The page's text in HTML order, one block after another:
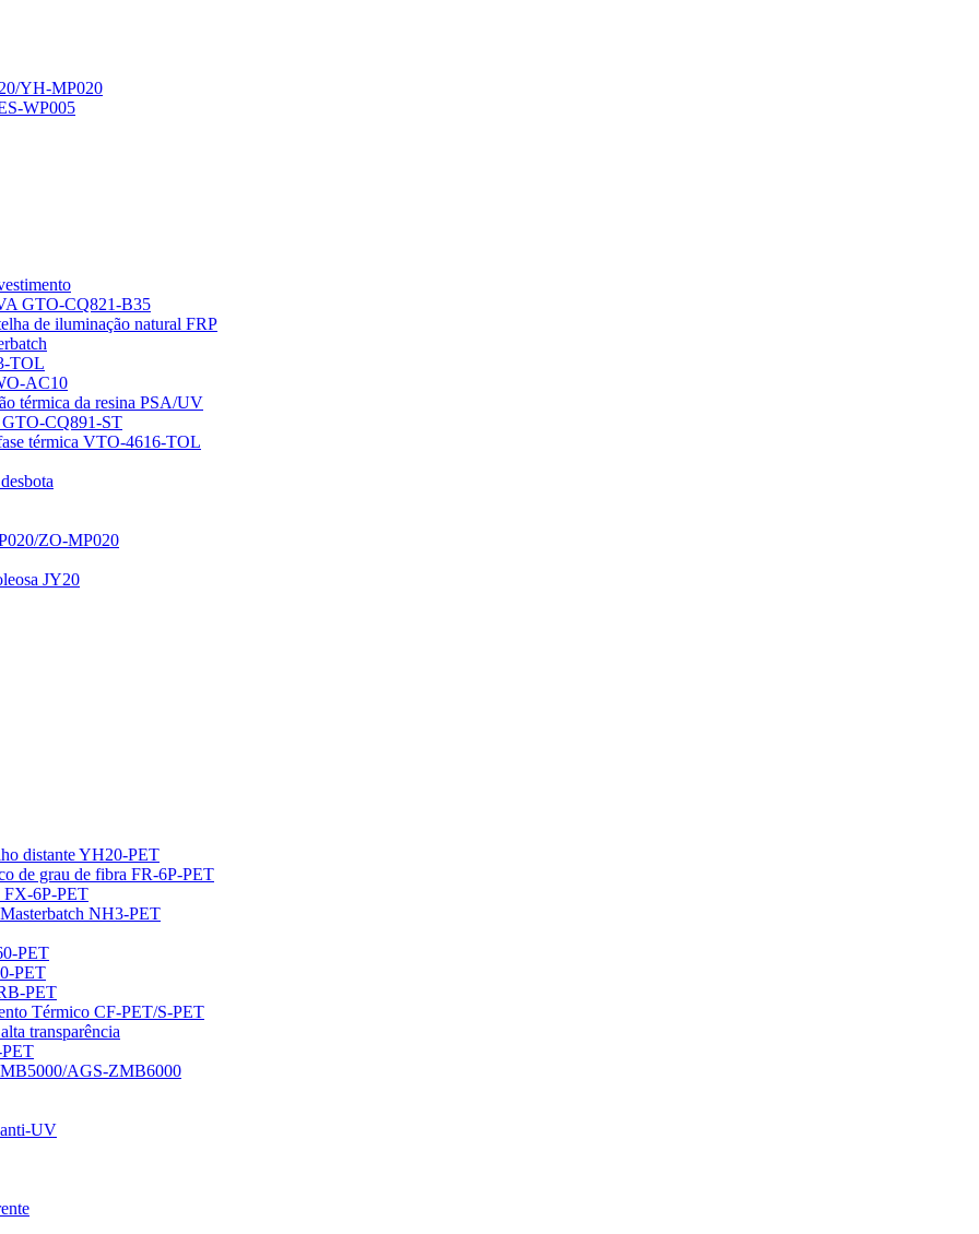
YH-MP020
WP005
GTO-CQ821-B35
de iluminação natural FRP
TOL
AC10
térmica da resina PSA/UV
GTO-CQ891-ST
térmica VTO-4616-TOL
ZO-MP020
JY20
distante YH20-PET
de grau de fibra FR-6P-PET
FX-6P-PET
NH3-PET
PET
PET
PET
Térmico CF-PET/S-PET
transparência
AGS-ZMB6000
anti-UV